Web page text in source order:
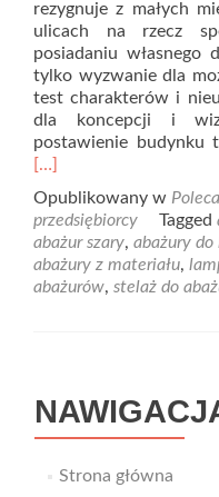
rezygnuje z małych
ulicach na rzecz
posiadaniu
tylko wyzwanie dla
test charakterów i
dla koncepcji i
postawienie budynku
[…]
Opublikowany w
przedsiębiorcy
Tagged
abażur szary, abażury do
abażury z materiału,
abażurów, stelaż do
Strona główna